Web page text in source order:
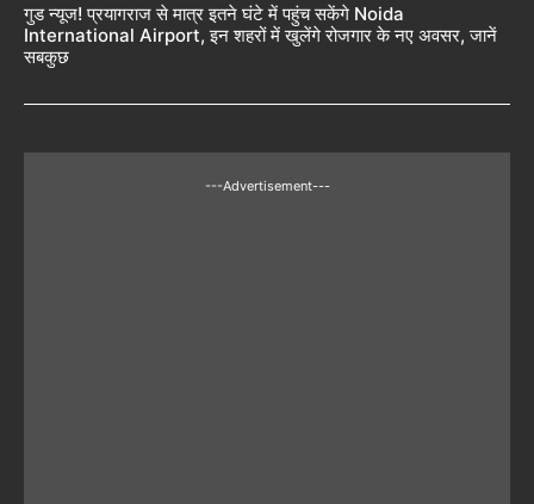
गुड न्यूज! प्रयागराज से मात्र इतने घंटे में पहुंच सकेंगे Noida
International Airport, इन शहरों में खुलेंगे रोजगार के नए अवसर, जानें
सबकुछ
---Advertisement---